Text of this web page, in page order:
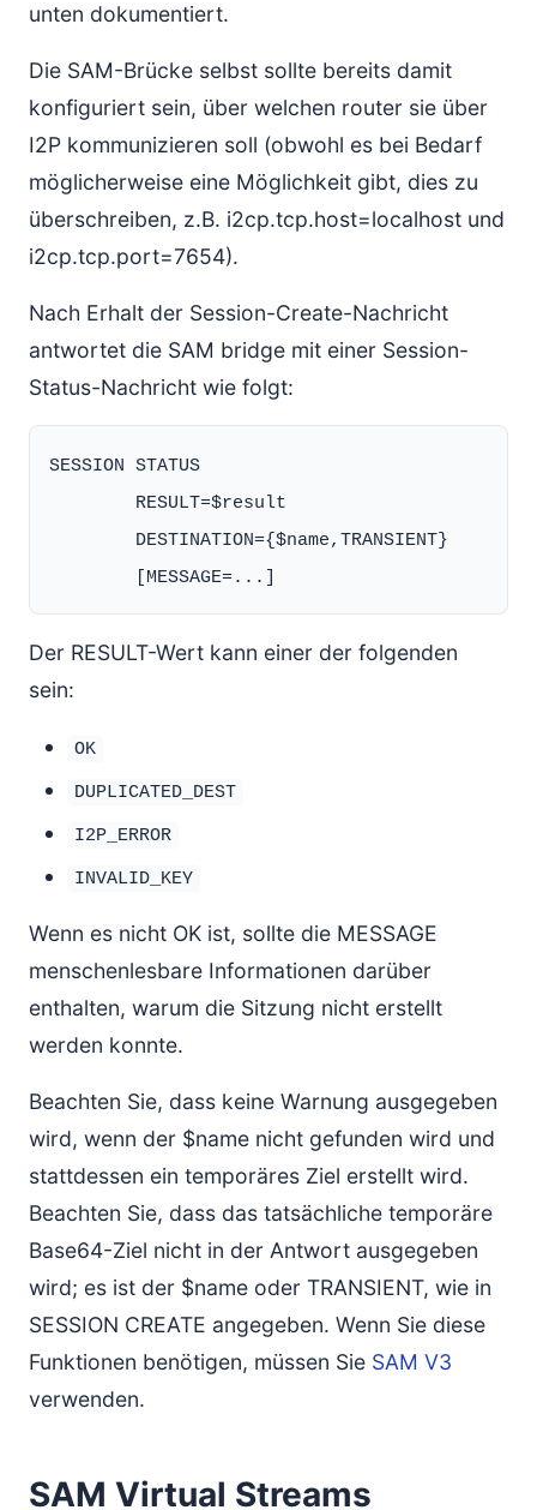
unten dokumentiert.
Die SAM-Brücke selbst sollte bereits damit
konfiguriert sein, über welchen router sie über
I2P kommunizieren soll (obwohl es bei Bedarf
möglicherweise eine Möglichkeit gibt, dies zu
überschreiben, z.B. i2cp.tcp.host=localhost und
i2cp.tcp.port=7654).
Nach Erhalt der Session-Create-Nachricht
antwortet die SAM bridge mit einer Session-
Status-Nachricht wie folgt:
SESSION STATUS
        RESULT=$result
        DESTINATION={$name,TRANSIENT}
Der RESULT-Wert kann einer der folgenden
sein:
OK
DUPLICATED_DEST
I2P_ERROR
INVALID_KEY
Wenn es nicht OK ist, sollte die MESSAGE
menschenlesbare Informationen darüber
enthalten, warum die Sitzung nicht erstellt
werden konnte.
Beachten Sie, dass keine Warnung ausgegeben
wird, wenn der $name nicht gefunden wird und
stattdessen ein temporäres Ziel erstellt wird.
Beachten Sie, dass das tatsächliche temporäre
Base64-Ziel nicht in der Antwort ausgegeben
wird; es ist der $name oder TRANSIENT, wie in
SESSION CREATE angegeben. Wenn Sie diese
Funktionen benötigen, müssen Sie SAM V3
verwenden.
SAM Virtual Streams